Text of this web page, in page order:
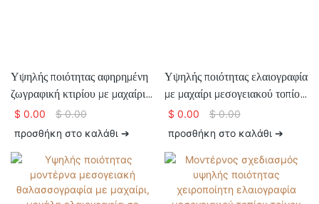
Υψηλής ποιότητας αφηρημένη
ζωγραφική κτιρίου με μαχαίρι
Βενετία σε καμβά για
διακόσμηση σπιτιού
$ 0.00 $0.00
προσθήκη στο καλάθι ➔
Υψηλής ποιότητας ελαιογραφία
με μαχαίρι μεσογειακού τοπίου
σε καμβά για διακόσμηση
σπιτιού
$ 0.00 $0.00
προσθήκη στο καλάθι ➔